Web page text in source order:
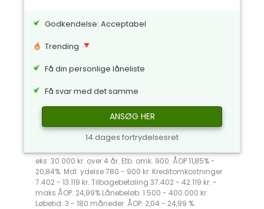
Godkendelse: Acceptabel
Trending
Få din personlige låneliste
Få svar med det samme
ANSØG HER
14 dages fortrydelsesret
eks: 30.000 kr. over 4 år. Etb. omk. 900. ÅOP 11,85% -
20,84%. Mdl. ydelse 780 - 900 kr. Kreditomkostninger
7.402 - 13.119 kr. Tilbagebetaling 37.402 - 42.119 kr. -
maks ÅOP: 24,99% Lånebeløb: 1.500 - 400.000 kr.
Løbetid: 3 - 180 måneder. ÅOP: 2,04 - 24,99 %.